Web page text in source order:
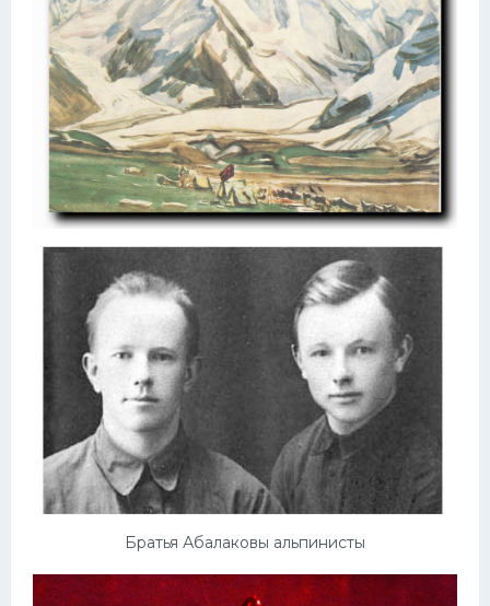
Братья Абалаковы альпинисты